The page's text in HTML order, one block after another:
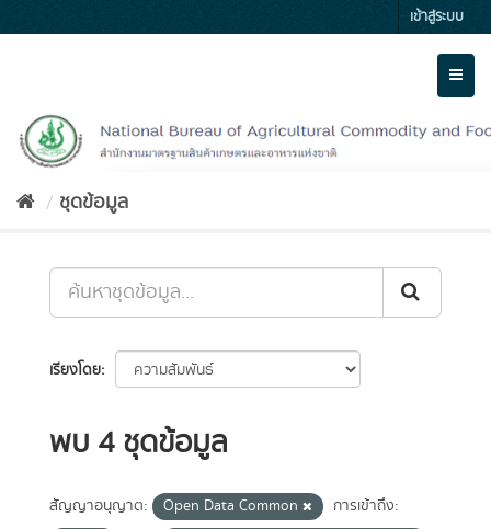
to
เข้าสู่ระบบ
ชุดข้อมูล
เรียงโดย
พบ 4 ชุดข้อมูล
สัญญาอนุญาต: Open Data Common
การเข้าถึง: